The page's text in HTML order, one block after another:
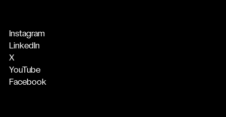
Instagram
LinkedIn
X
YouTube
Facebook